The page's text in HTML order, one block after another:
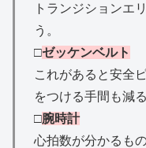
トランジションエ
う。
□ゼッケンベルト
これがあると安全
をつける手間も減る
□腕時計
心拍数が分かるも